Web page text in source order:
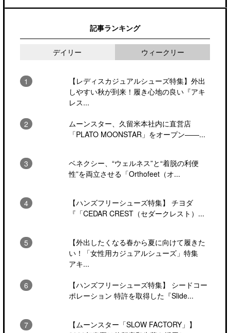
記事ランキング
デイリー ウィークリー
【レディスカジュアルシューズ特集】外出
しやすい秋が到来！履き心地の良い『アキ
レス...
ムーンスター、久留米本社内に直営店
「PLATO MOONSTAR」をオープン――...
ベネクシー、“ウェルネス”と“着脱の利便
性”を両立させる「Orthofeet（オ...
【ハンズフリーシューズ特集】 チヨダ
『「CEDAR CREST（セダークレスト）...
【外出したくなる春から夏に向けて履きた
い！「女性用カジュアルシューズ」特集
アキ...
【ハンズフリーシューズ特集】 シードコー
ポレーション 特許を取得した『Slide...
【ムーンスター「SLOW FACTORY」】